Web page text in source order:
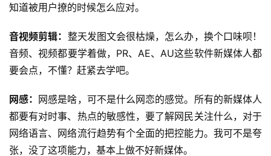
知道被用户撩的时候怎么应对。
音视频剪辑： 整天发图文会很枯燥，怎么办，换个口味呗！
音频、视频都要学着做，PR、AE、AU这些软件新媒体人都
要会点，不懂？赶紧去学吧。
网感： 网感是啥，可不是什么网恋的感觉。所有的新媒体人
都要有对时事、热点的敏感性，要了解网民关注什么，对于
网络语言、网络流行趋势有个全面的把控能力。我可不是夸
张，没了这项能力，基本上做不好新媒体。